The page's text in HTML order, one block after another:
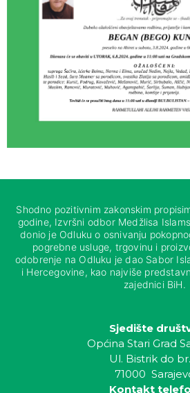
Shodno pozitivnim zakonskim
godine, Izvršni odbor Medžlisa
donio je Odluku o osnivanju
pogrebne usluge, trgovinu i
odobrenje na Odluku je dao Sabor
i Hercegovine, kao najviše
zajednici BiH.
Sjedište
Općina Stari Grad
Ul. Bistrik do
71000
Kontakt